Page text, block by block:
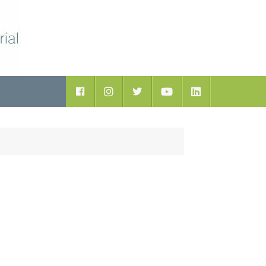
Facebook YoutubeLinkedIn